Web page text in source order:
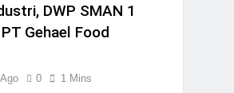
DWP SMAN 1
Gehael Food
0 1 Mins